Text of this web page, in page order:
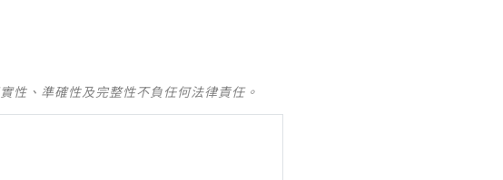
性、準確性及完整性不負任何法律責任。